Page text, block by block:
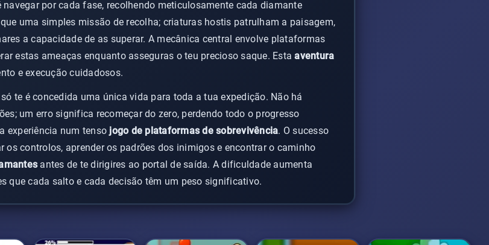
por cada fase, recolhendo meticulosamente cada diamante
uma simples missão de recolha; criaturas hostis patrulham a paisagem,
a capacidade de as superar. A mecânica central envolve plataformas
estas ameaças enquanto asseguras o teu precioso saque. Estaaventura
e execução cuidadosos.
te é concedida uma única vida para toda a tua expedição. Não há
um erro significa recomeçar do zero, perdendo todo o progresso
experiência num tenso jogo de plataformas de sobrevivência. O sucesso
os controlos, aprender os padrões dos inimigos e encontrar o caminho
antes de te dirigires ao portal de saída. A dificuldade aumenta
que cada salto e cada decisão têm um peso significativo.